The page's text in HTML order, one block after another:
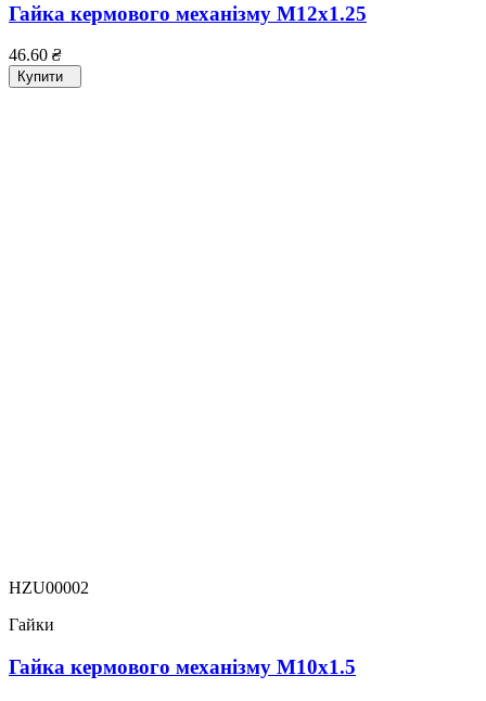
Гайка кермового механізму M12x1.25
46.60 ₴
Купити
HZU00002
Гайки
Гайка кермового механізму M10x1.5